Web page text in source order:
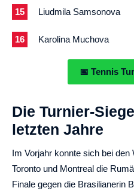
Liudmila Samsonova
Karolina Muchova
📅 Tennis
Die Turnier-
letzten Jahre
Im Vorjahr konnte sich bei den
Toronto und Montreal die
Finale gegen die Brasilianerin